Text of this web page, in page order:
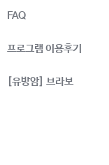
FAQ
프로그램 이용후기
[유방암] 브라보